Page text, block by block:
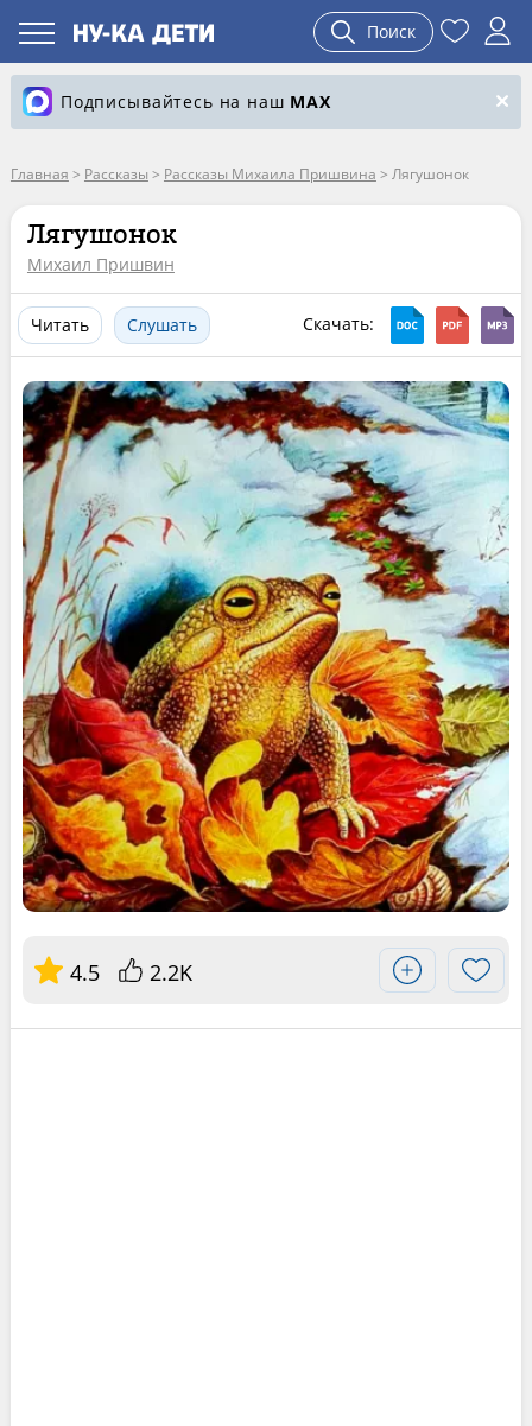
Поиск
Подписывайтесь на наш MAX
Главная > Рассказы > Рассказы Михаила Пришвина > Лягушонок
Лягушонок
Михаил Пришвин
Читать Слушать Скачать:
4.5 2.2K